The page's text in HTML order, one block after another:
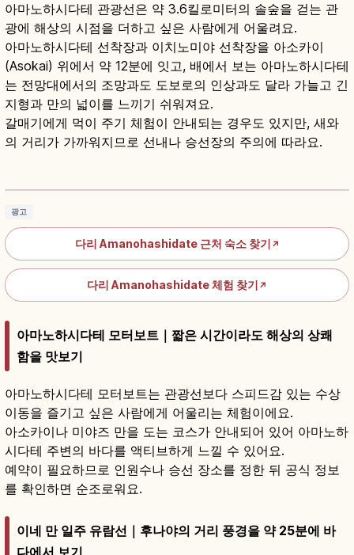
아마노하시다테 관광선은 약 3.6킬로미터의 솔숲을 걷는 관
광에 해상의 시점을 더하고 싶은 사람에게 어울려요.
아마노하시다테 선착장과 이치노미야 선착장을 아소카이
(Asokai) 위에서 약 12분에 잇고, 배에서 보는 아마노하시다테
는 전망대에서의 조망과도 도보로의 인상과도 달라 가늘고 긴
지형과 만의 넓이를 느끼기 쉬워져요.
갈매기에게 먹이 주기 체험이 안내되는 경우도 있지만, 새와
의 거리가 가까워지므로 선내나 승선장의 주의에 따라요.
아마노하시다테 여행 가이드｜교토 미야즈 일
광고
다리 Amanohashidate 근처 숙소 찾기 ↗
다리 Amanohashidate 체험 찾기 ↗
아마노하시다테 모터보트｜짧은 시간이라도 해상의 상쾌
함을 맛보기
아마노하시다테 모터보트는 관광선보다 스피드감 있는 수상
이동을 즐기고 싶은 사람에게 어울리는 체험이에요.
아소카이나 미야즈 만을 도는 코스가 안내되어 있어 아마노하
시다테 주변의 바다를 액티브하게 느낄 수 있어요.
예약이 필요하므로 인원수나 승선 장소를 정한 뒤 공식 정보
를 확인하면 순조로워요.
이네 만 일주 유람선｜후나야의 거리 풍경을 약 25분에 바
다에서 보기